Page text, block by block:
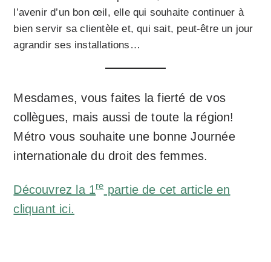
l’avenir d’un bon œil, elle qui souhaite continuer à
bien servir sa clientèle et, qui sait, peut-être un jour
agrandir ses installations…
Mesdames, vous faites la fierté de vos
collègues, mais aussi de toute la région!
Métro vous souhaite une bonne Journée
internationale du droit des femmes.
Découvrez la 1repartie de cet article en
cliquant ici.